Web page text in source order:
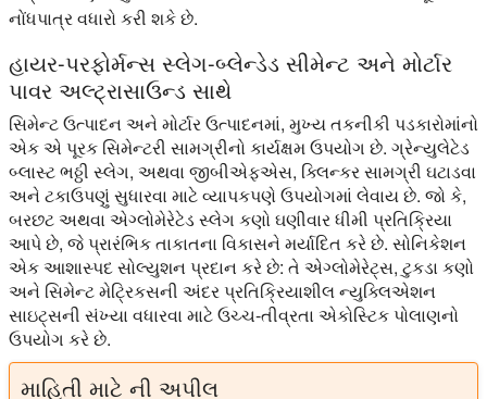
નોંધપાત્ર વધારો કરી શકે છે.
હાયર-પરફોર્મન્સ સ્લેગ-બ્લેન્ડેડ સીમેન્ટ અને મોર્ટાર
પાવર અલ્ટ્રાસાઉન્ડ સાથે
સિમેન્ટ ઉત્પાદન અને મોર્ટાર ઉત્પાદનમાં, મુખ્ય તકનીકી પડકારોમાંનો
એક એ પૂરક સિમેન્ટરી સામગ્રીનો કાર્યક્ષમ ઉપયોગ છે. ગ્રેન્યુલેટેડ
બ્લાસ્ટ ભઠ્ઠી સ્લેગ, અથવા જીબીએફએસ, ક્લિન્કર સામગ્રી ઘટાડવા
અને ટકાઉપણું સુધારવા માટે વ્યાપકપણે ઉપયોગમાં લેવાય છે. જો કે,
બરછટ અથવા એગ્લોમેરેટેડ સ્લેગ કણો ઘણીવાર ધીમી પ્રતિક્રિયા
આપે છે, જે પ્રારંભિક તાકાતના વિકાસને મર્યાદિત કરે છે. સોનિકેશન
એક આશાસ્પદ સોલ્યુશન પ્રદાન કરે છે: તે એગ્લોમેરેટ્સ, ટુકડા કણો
અને સિમેન્ટ મેટ્રિકસની અંદર પ્રતિક્રિયાશીલ ન્યુક્લિએશન
સાઇટ્સની સંખ્યા વધારવા માટે ઉચ્ચ-તીવ્રતા એકોસ્ટિક પોલાણનો
ઉપયોગ કરે છે.
માહિતી માટે ની અપીલ